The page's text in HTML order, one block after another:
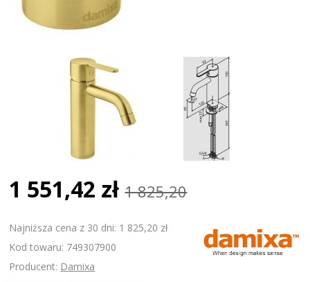
1 551,42 zł 1 825,20
Najniższa cena z 30 dni: 1 825,20 zł
Kod towaru: 749307900
Producent: Damixa